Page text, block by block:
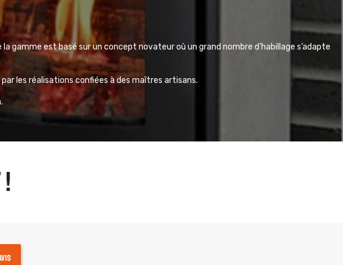
gamme est basé sur un concept novateur où un grand nombre d’habillage s’adapte
les réalisations confiées à des maîtres artisans.